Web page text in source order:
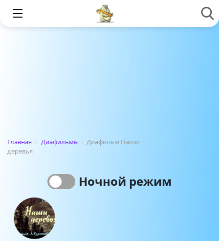
Главная › Диафильмы › Диафильм Наши
деревья
Ночной режим